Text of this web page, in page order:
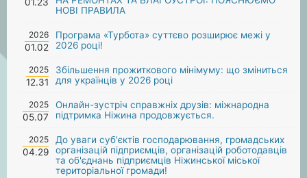
НОВІ ПРАВИЛА
2026
01.02
Програма «Турбота» суттєво розширює межі у
2026 році!
2025
12.31
Збільшення прожиткового мінімуму: що зміниться
для українців у 2026 році
2025
05.07
Онлайн-зустріч справжніх друзів: міжнародна
підтримка Ніжина продовжується.
2025
04.29
До уваги суб'єктів господарювання, громадських
організацій підприємців, організацій роботодавців
та об'єднань підприємців Ніжинської міської
територіальної громади!